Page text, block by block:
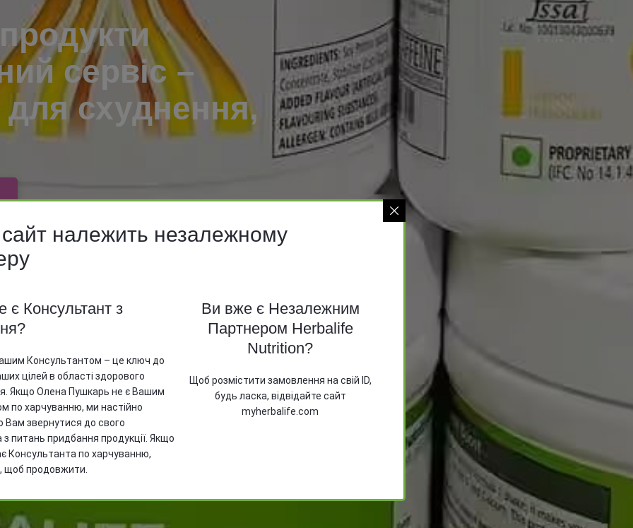
сервіс –
схуднення,
належить незалежному
є Консультант з
Консультантом – це ключ до
цілей в області здорового
Якщо Олена Пушкарь не є Вашим
по харчуванню, ми настійно
Вам звернутися до свого
питань придбання продукції. Якщо
Консультанта по харчуванню,
щоб продовжити.
Ви вже є Незалежним
Партнером Herbalife
Nutrition?
Щоб розмістити замовлення на свій ID,
будь ласка, відвідайте сайт
myherbalife.com
компанії Herbalife, ми
реєстрації
відправлення повідомлення очікуйте на вашій
адресі файл з цінами на продукти